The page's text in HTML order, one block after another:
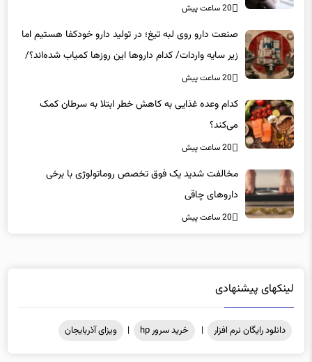
صنعت دارو روی لبه تیغ؛ در تولید دارو خودکفا هستیم اما
زیر سایه واردات/ کدام داروها این روزها کمیاب شده‌اند؟/
«کشور سه ماه ذخیره دارویی دارد»
20 ساعت پیش
کدام وعده غذایی به کاهش خطر ابتلا به سرطان کمک
می‌کند؟
20 ساعت پیش
مخالفت شدید یک فوق تخصص روماتولوژی با برخی
داروهای چاقی
20 ساعت پیش
دانلود رایگان نرم افزار